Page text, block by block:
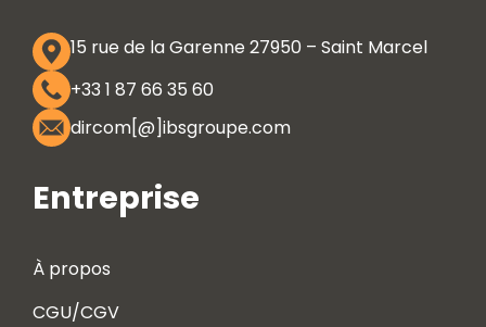
15 rue de la Garenne 27950 – Saint Marcel
+33 1 87 66 35 60
dircom[@]ibsgroupe.com
Entreprise
À propos
CGU/CGV